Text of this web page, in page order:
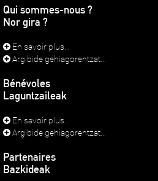
Qui sommes-nous ?
Nor gira ?
En savoir plus...
Argibide gehiagorentzat...
Bénévoles
Laguntzaileak
En savoir plus...
Argibide gehiagorentzat...
Partenaires
Bazkideak